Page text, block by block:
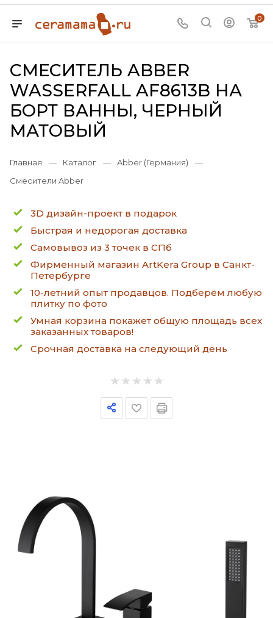
0
СМЕСИТЕЛЬ ABBER
WASSERFALL AF8613B НА
БОРТ ВАННЫ, ЧЕРНЫЙ
МАТОВЫЙ
Главная — Каталог — Abber (Германия)
—
Смесители Abber
3D дизайн-проект в подарок
Быстрая и недорогая доставка
Самовывоз из 3 точек в СПб
Фирменный магазин ArtKera Group в Санкт-
Петербурге
10-летний опыт продавцов. Подберём любую
плитку по фото
Умная корзина покажет общую площадь всех
заказанных товаров!
Срочная доставка на следующий день